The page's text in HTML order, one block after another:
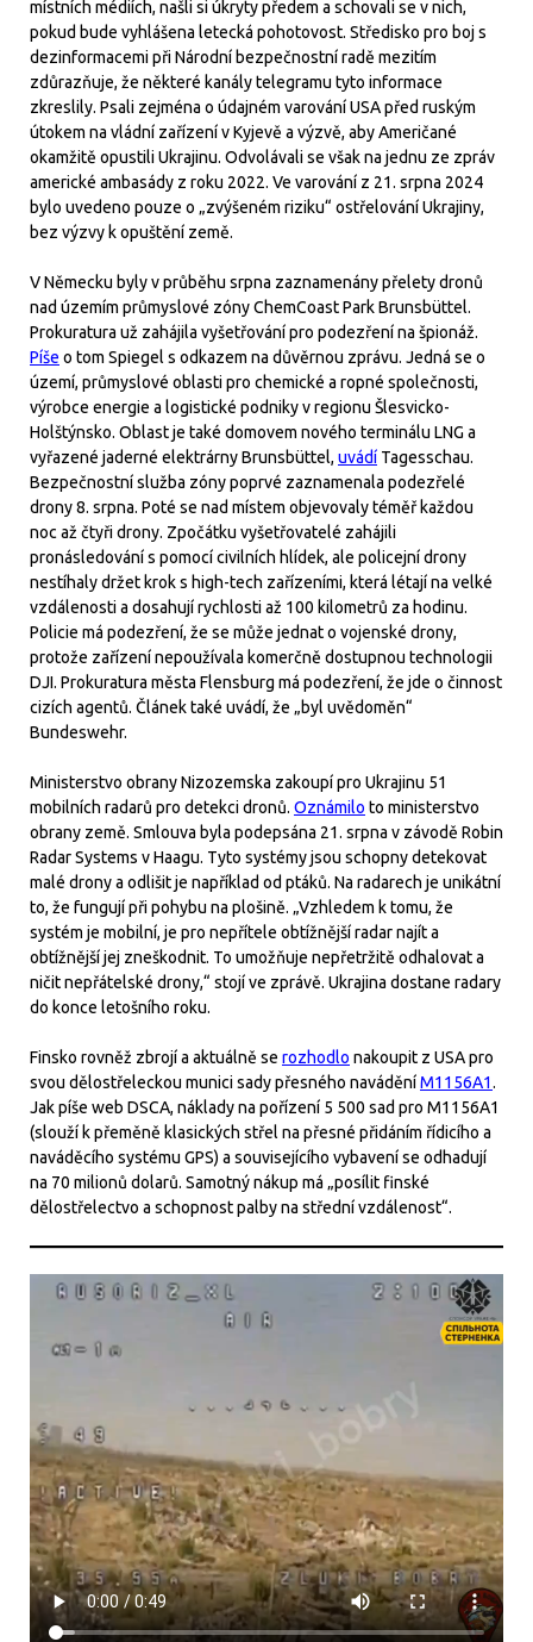
místních médiích, našli si úkryty předem a schovali se v nich,
pokud bude vyhlášena letecká pohotovost. Středisko pro boj s
dezinformacemi při Národní bezpečnostní radě mezitím
zdůrazňuje, že některé kanály telegramu tyto informace
zkreslily. Psali zejména o údajném varování USA před ruským
útokem na vládní zařízení v Kyjevě a výzvě, aby Američané
okamžitě opustili Ukrajinu. Odvolávali se však na jednu ze zpráv
americké ambasády z roku 2022. Ve varování z 21. srpna 2024
bylo uvedeno pouze o „zvýšeném riziku“ ostřelování Ukrajiny,
bez výzvy k opuštění země.
V Německu byly v průběhu srpna zaznamenány přelety dronů
nad územím průmyslové zóny ChemCoast Park Brunsbüttel.
Prokuratura už zahájila vyšetřování pro podezření na špionáž.
Píše o tom Spiegel s odkazem na důvěrnou zprávu. Jedná se o
území, průmyslové oblasti pro chemické a ropné společnosti,
výrobce energie a logistické podniky v regionu Šlesvicko-
Holštýnsko. Oblast je také domovem nového terminálu LNG a
vyřazené jaderné elektrárny Brunsbüttel, uvádí Tagesschau.
Bezpečnostní služba zóny poprvé zaznamenala podezřelé
drony 8. srpna. Poté se nad místem objevovaly téměř každou
noc až čtyři drony. Zpočátku vyšetřovatelé zahájili
pronásledování s pomocí civilních hlídek, ale policejní drony
nestíhaly držet krok s high-tech zařízeními, která létají na velké
vzdálenosti a dosahují rychlosti až 100 kilometrů za hodinu.
Policie má podezření, že se může jednat o vojenské drony,
protože zařízení nepoužívala komerčně dostupnou technologii
DJI. Prokuratura města Flensburg má podezření, že jde o činnost
cizích agentů. Článek také uvádí, že „byl uvědoměn“
Bundeswehr.
Ministerstvo obrany Nizozemska zakoupí pro Ukrajinu 51
mobilních radarů pro detekci dronů. Oznámilo to ministerstvo
obrany země. Smlouva byla podepsána 21. srpna v závodě Robin
Radar Systems v Haagu. Tyto systémy jsou schopny detekovat
malé drony a odlišit je například od ptáků. Na radarech je unikátní
to, že fungují při pohybu na plošině. „Vzhledem k tomu, že
systém je mobilní, je pro nepřítele obtížnější radar najít a
obtížnější jej zneškodnit. To umožňuje nepřetržitě odhalovat a
ničit nepřátelské drony,“ stojí ve zprávě. Ukrajina dostane radary
do konce letošního roku.
Finsko rovněž zbrojí a aktuálně se rozhodlo nakoupit z USA pro
svou dělostřeleckou munici sady přesného naváděníM1156A1.
Jak píše web DSCA, náklady na pořízení 5 500 sad pro M1156A1
(slouží k přeměně klasických střel na přesné přidáním řídicího a
naváděcího systému GPS) a souvisejícího vybavení se odhadují
na 70 milionů dolarů. Samotný nákup má „posílit finské
dělostřelectvo a schopnost palby na střední vzdálenost“.